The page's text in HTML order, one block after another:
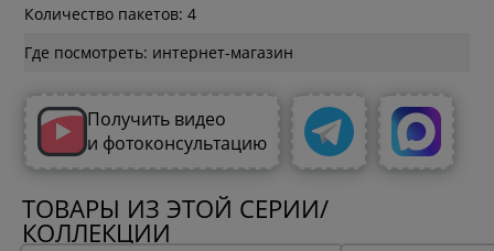
Количество пакетов: 4
Где посмотреть: интернет-магазин
Получить видео
и фотоконсультацию
ТОВАРЫ ИЗ ЭТОЙ СЕРИИ/
КОЛЛЕКЦИИ